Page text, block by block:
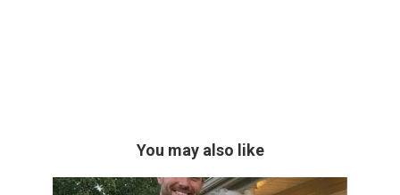
You may also like